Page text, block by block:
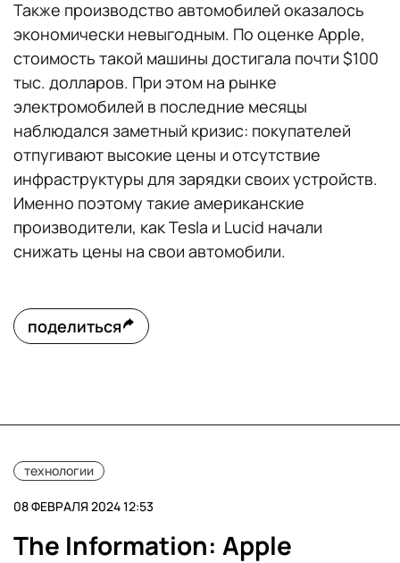
Также производство автомобилей оказалось
экономически невыгодным. По оценке Apple,
стоимость такой машины достигала почти $100
тыс. долларов. При этом на рынке
электромобилей в последние месяцы
наблюдался заметный кризис: покупателей
отпугивают высокие цены и отсутствие
инфраструктуры для зарядки своих устройств.
Именно поэтому такие американские
производители, как Tesla и Lucid начали
снижать цены на свои автомобили.
поделиться
технологии
08 ФЕВРАЛЯ 2024 12:53
The Information: Apple